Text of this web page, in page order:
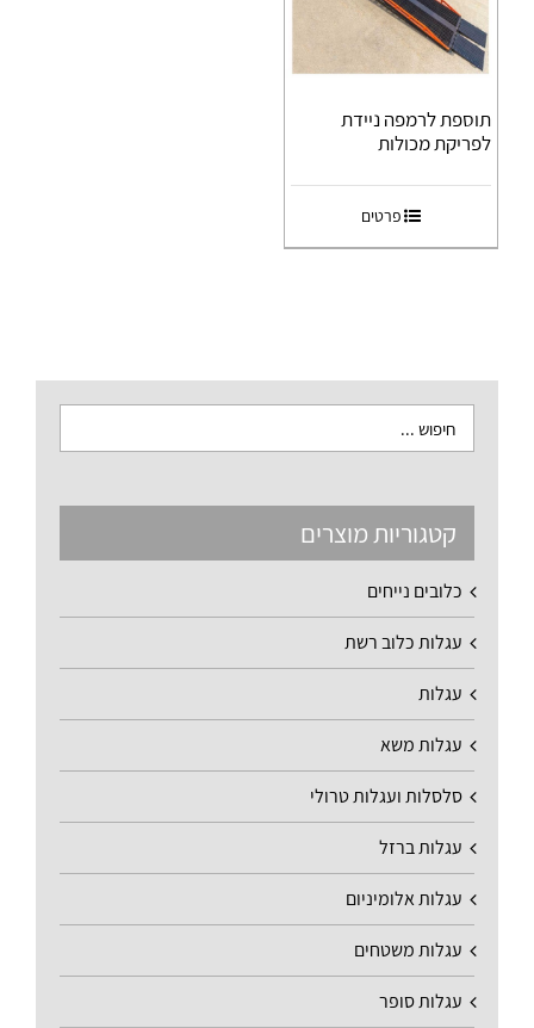
תוספת לרמפה ניידת
לפריקת מכולות
פרטים
קטגוריות מוצרים
כלובים נייחים
עגלות כלוב רשת
עגלות
עגלות משא
סלסלות ועגלות טרולי
עגלות ברזל
עגלות אלומיניום
עגלות משטחים
עגלות סופר